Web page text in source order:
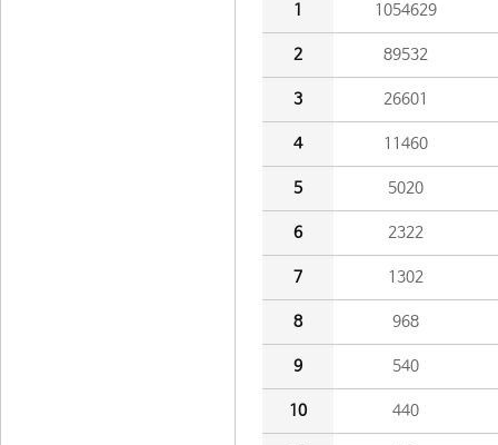
1 1054629
2 89532
3 26601
4 11460
5 5020
6 2322
7 1302
8 968
9 540
10 440